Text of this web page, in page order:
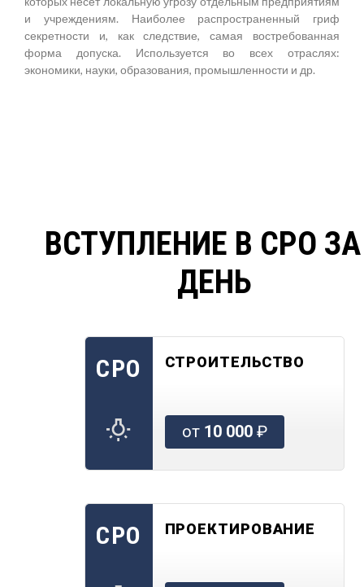
и учреждениям. Наиболее распространенный гриф
секретности и, как следствие, самая востребованная
форма допуска. Используется во всех отраслях:
экономики, науки, образования, промышленности и др.
ВСТУПЛЕНИЕ В СРО
ДЕНЬ
СРО СТРОИТЕЛЬСТВО
от 10 000₽
СРО ПРОЕКТИРОВАНИЕ